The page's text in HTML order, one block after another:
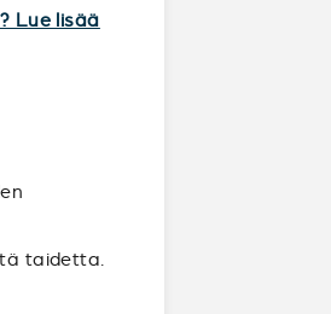
Lue lisää
taidetta.